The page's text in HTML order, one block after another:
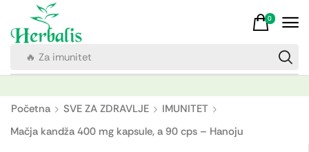
🔥 Za imunitet
0
Početna SVE ZA ZDRAVLJE
IMUNITET
Mačja kandža 400 mg kapsule, a 90 cps – Hanoju